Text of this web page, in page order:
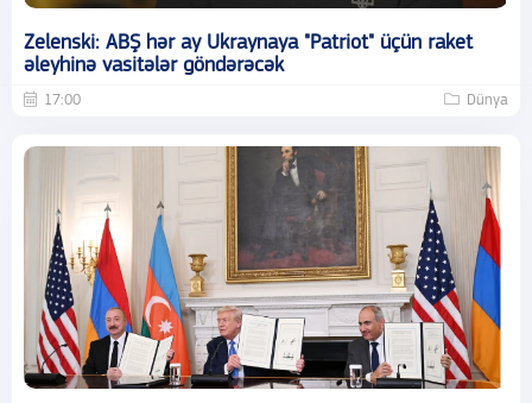
Zelenski: ABŞ hər ay Ukraynaya "Patriot" üçün raket
əleyhinə vasitələr göndərəcək
17:00 Dünya